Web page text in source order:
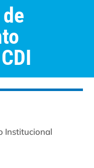
Institucional